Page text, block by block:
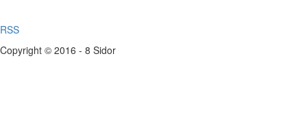
RSS
Copyright © 2016 - 8 Sidor